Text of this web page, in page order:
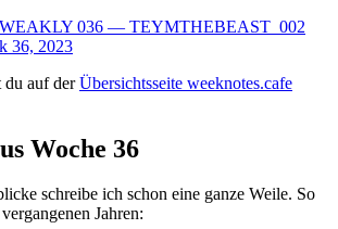
036 — TEYMTHEBEAST_002
36, 2023
du auf derÜbersichtsseite weeknotes.cafe
Woche 36
schreibe ich schon eine ganze Weile. So
Jahren: